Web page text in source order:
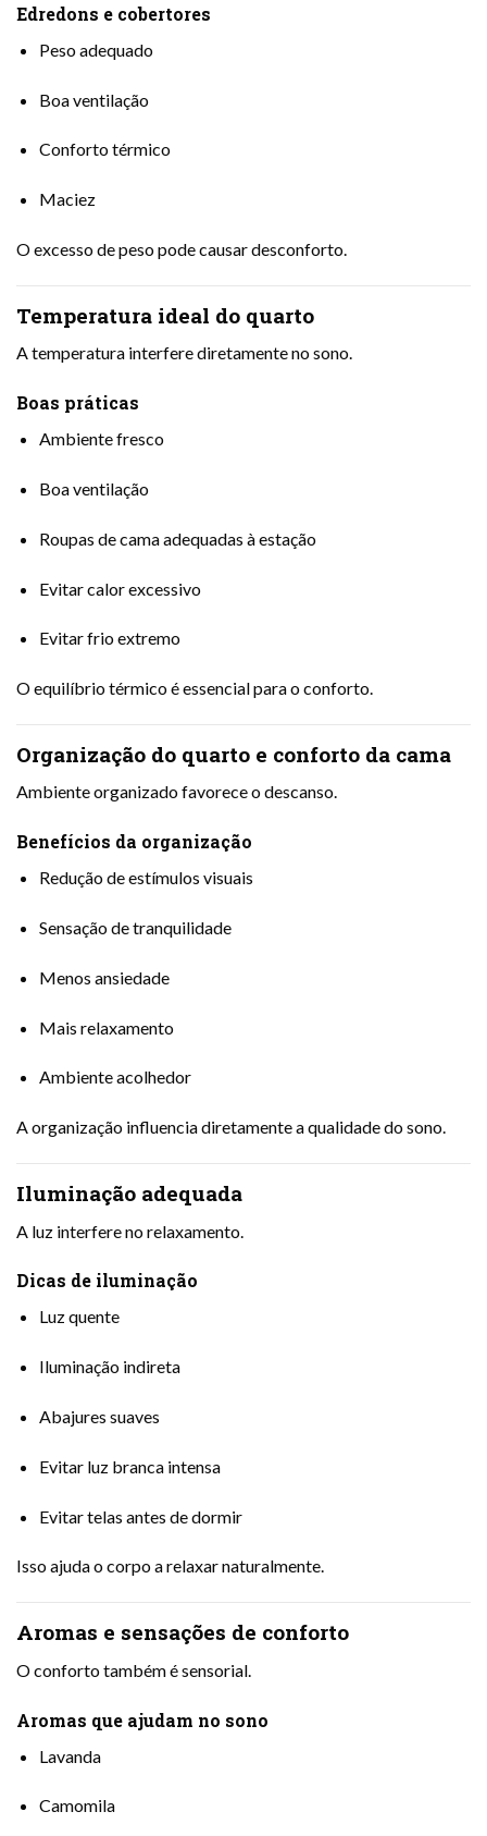
Edredons e cobertores
Peso adequado
Boa ventilação
Conforto térmico
Maciez
O excesso de peso pode causar desconforto.
Temperatura ideal do quarto
A temperatura interfere diretamente no sono.
Boas práticas
Ambiente fresco
Boa ventilação
Roupas de cama adequadas à estação
Evitar calor excessivo
Evitar frio extremo
O equilíbrio térmico é essencial para o conforto.
Organização do quarto e conforto da cama
Ambiente organizado favorece o descanso.
Benefícios da organização
Redução de estímulos visuais
Sensação de tranquilidade
Menos ansiedade
Mais relaxamento
Ambiente acolhedor
A organização influencia diretamente a qualidade do sono.
Iluminação adequada
A luz interfere no relaxamento.
Dicas de iluminação
Luz quente
Iluminação indireta
Abajures suaves
Evitar luz branca intensa
Evitar telas antes de dormir
Isso ajuda o corpo a relaxar naturalmente.
Aromas e sensações de conforto
O conforto também é sensorial.
Aromas que ajudam no sono
Lavanda
Camomila